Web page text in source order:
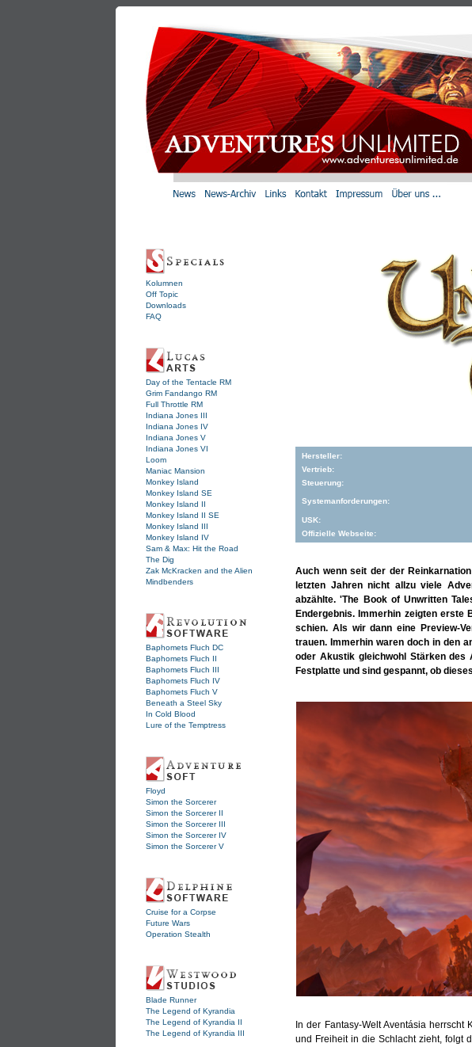
Kolumnen
Off Topic
Downloads
FAQ
Day of the Tentacle RM
Grim Fandango RM
Full Throttle RM
Indiana Jones III
Indiana Jones IV
Indiana Jones V
Indiana Jones VI
Loom
Maniac Mansion
Monkey Island
Monkey Island SE
Monkey Island II
Monkey Island II SE
Monkey Island III
Monkey Island IV
Sam & Max: Hit the Road
The Dig
Zak McKracken and the Alien
Mindbenders
Baphomets Fluch DC
Baphomets Fluch II
Baphomets Fluch III
Baphomets Fluch IV
Baphomets Fluch V
Beneath a Steel Sky
In Cold Blood
Lure of the Temptress
Floyd
Simon the Sorcerer
Simon the Sorcerer II
Simon the Sorcerer III
Simon the Sorcerer IV
Simon the Sorcerer V
Cruise for a Corpse
Future Wars
Operation Stealth
Blade Runner
The Legend of Kyrandia
The Legend of Kyrandia II
The Legend of Kyrandia III
Hersteller:
Vertrieb:
Steuerung:
Systemanforderungen:
USK:
Offizielle Webseite:
Auch wenn seit der der
letzten Jahren nicht allzu viele
abzählte. 'The Book of Unwritten
Endergebnis. Immerhin zeigten erste
schien. Als wir dann eine Preview-
trauen. Immerhin waren doch in den
oder Akustik gleichwohl Stärken des
Festplatte und sind gespannt, ob
In der Fantasy-Welt Aventásia
und Freiheit in die Schlacht zieht, folgt